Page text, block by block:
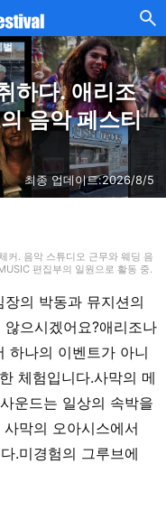
벌
하다. 애리조
음악 페스티
최종 업데이트:2026/8/5
커. 음악 스튜디오 근무와 웨딩 음
편집부의 일원으로 활동 중.
경험. 각종 곡 소개 글을 비롯해,
브 리포트 등, 자신의 음악 활동
탕으로 매일 기사를 제작하고 있
에는 J-POP도 폭넓게 즐겨 듣습
의 박동과 뮤지션의
으시겠어요?애리조나
하나의 이벤트가 아니
체험입니다.사막의 메
운드는 일상의 속박을
막의 오아시스에서
.미경험의 그루브에